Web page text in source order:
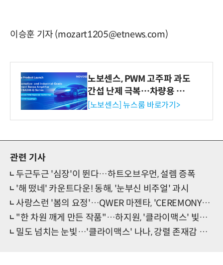
이승훈 기자 (mozart1205@etnews.com)
노보센스, PWM 고주파 과도
간섭 난제 극복…차량용 전
류 감지 증폭기
[노보센스] 뉴스룸 바로가기>
관련 기사
두근두근 '심장'이 뛴다…하트오브우먼, 설렘 증폭
'해 떴네' 카운트다운! 동해, '눈부신 비주얼' 과시
사랑스런 '봄의 요정'…QWER 마젠타, 'CEREMONY' 콘셉트
"한 차원 깨게 만든 작품"…하지원, '클라이맥스' 빛냈다
밀도 넘치는 눈빛…'클라이맥스' 나나, 강렬 존재감 완성